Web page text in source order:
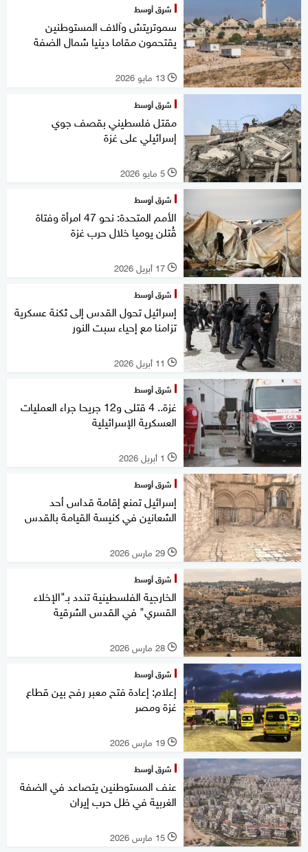
شرق أوسط
سموتريتش وآلاف المستوطنين
يقتحمون مقاما دينيا شمال الضفة
l 13 مايو 2026
شرق أوسط
مقتل فلسطيني بقصف جوي
إسرائيلي على غزة
l 5 مايو 2026
شرق أوسط
الأمم المتحدة: نحو 47 امرأة وفتاة
قُتلن يوميا خلال حرب غزة
l 17 أبريل 2026
شرق أوسط
إسرائيل تحول القدس إلى ثكنة عسكرية
تزامنا مع إحياء سبت النور
l 11 أبريل 2026
شرق أوسط
غزة.. 4 قتلى و12 جريحا جراء العمليات
العسكرية الإسرائيلية
l 1 أبريل 2026
شرق أوسط
إسرائيل تمنع إقامة قداس أحد
الشعانين في كنيسة القيامة بالقدس
l 29 مارس 2026
شرق أوسط
الخارجية الفلسطينية تندد بـ"الإخلاء
القسري" في القدس الشرقية
l 28 مارس 2026
شرق أوسط
إعلام: إعادة فتح معبر رفح بين قطاع
غزة ومصر
l 19 مارس 2026
شرق أوسط
عنف المستوطنين يتصاعد في الضفة
الغربية في ظل حرب إيران
l 15 مارس 2026